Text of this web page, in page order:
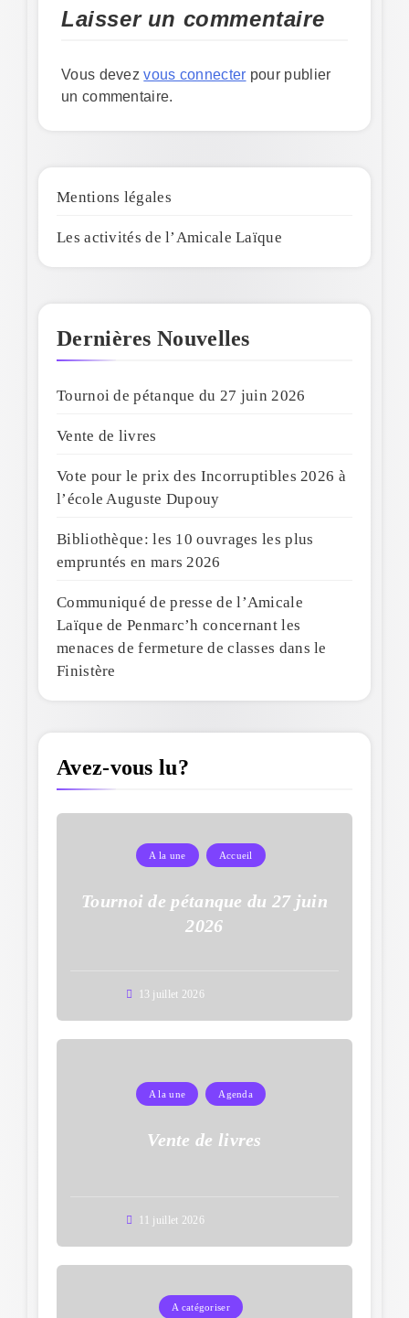
Laisser un commentaire
Vous devezvous connecter pour publier
un commentaire.
Mentions légales
Les activités de l’Amicale Laïque
Dernières Nouvelles
Tournoi de pétanque du 27 juin 2026
Vente de livres
Vote pour le prix des Incorruptibles 2026 à
l’école Auguste Dupouy
Bibliothèque: les 10 ouvrages les plus
empruntés en mars 2026
Communiqué de presse de l’Amicale
Laïque de Penmarc’h concernant les
menaces de fermeture de classes dans le
Finistère
Avez-vous lu?
A la une Accueil
Tournoi de pétanque du 27 juin
2026
13 juillet 2026
A la une Agenda
Vente de livres
11 juillet 2026
A catégoriser